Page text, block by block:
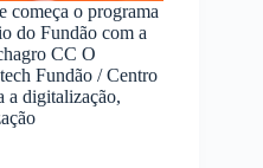
começa o programa
do Fundão com a
CC O
Fundão / Centro
a digitalização,